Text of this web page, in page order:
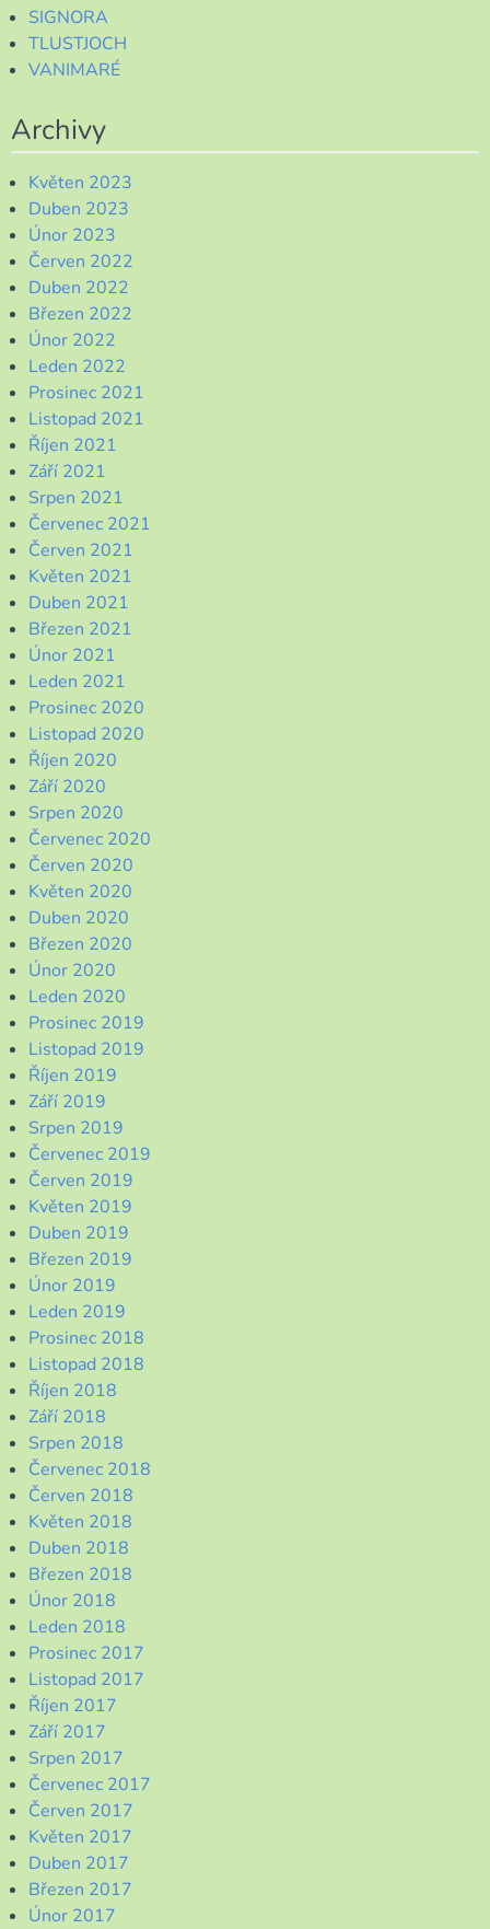
SIGNORA
TLUSTJOCH
VANIMARÉ
Archivy
Květen 2023
Duben 2023
Únor 2023
Červen 2022
Duben 2022
Březen 2022
Únor 2022
Leden 2022
Prosinec 2021
Listopad 2021
Říjen 2021
Září 2021
Srpen 2021
Červenec 2021
Červen 2021
Květen 2021
Duben 2021
Březen 2021
Únor 2021
Leden 2021
Prosinec 2020
Listopad 2020
Říjen 2020
Září 2020
Srpen 2020
Červenec 2020
Červen 2020
Květen 2020
Duben 2020
Březen 2020
Únor 2020
Leden 2020
Prosinec 2019
Listopad 2019
Říjen 2019
Září 2019
Srpen 2019
Červenec 2019
Červen 2019
Květen 2019
Duben 2019
Březen 2019
Únor 2019
Leden 2019
Prosinec 2018
Listopad 2018
Říjen 2018
Září 2018
Srpen 2018
Červenec 2018
Červen 2018
Květen 2018
Duben 2018
Březen 2018
Únor 2018
Leden 2018
Prosinec 2017
Listopad 2017
Říjen 2017
Září 2017
Srpen 2017
Červenec 2017
Červen 2017
Květen 2017
Duben 2017
Březen 2017
Únor 2017